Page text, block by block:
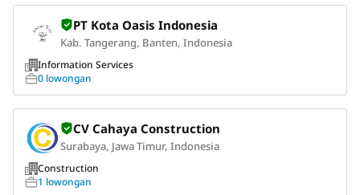
PT Kota Oasis Indonesia
Kab. Tangerang, Banten, Indonesia
Information Services
0 lowongan
CV Cahaya Construction
Surabaya, Jawa Timur, Indonesia
Construction
1 lowongan